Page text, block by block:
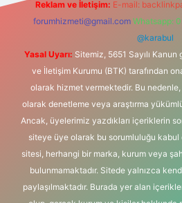
Reklam ve İletişim: E-mail:
forumhizmeti@gmail.com Whatsapp:
@karabul
Yasal Uyarı: Sitemiz, 5651 Sayılı
ve İletişim Kurumu (BTK) tarafından
olarak hizmet vermektedir. Bu
olarak denetleme veya araştırma
Ancak, üyelerimiz yazdıkları içeriklerin
siteye üye olarak bu sorumluluğu kabul
sitesi, herhangi bir marka, kurum veya
bulunmamaktadır. Sitede yalnızca
paylaşılmaktadır. Burada yer alan